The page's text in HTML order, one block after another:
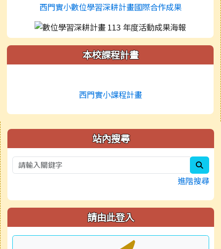
西門實小數位學習深耕計畫國際合作成果
本校課程計畫
西門實小課程計畫
右邊區域內容 站內搜尋
進階搜尋
請由此登入